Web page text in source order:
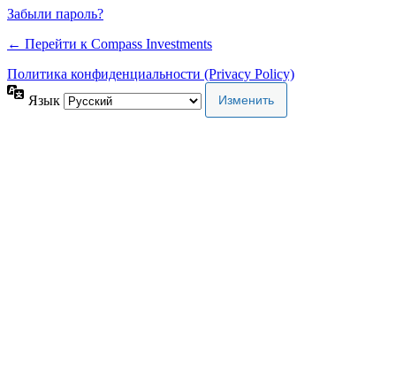
Забыли пароль?
← Перейти к Compass Investments
Политика конфиденциальности (Privacy Policy)
Язык